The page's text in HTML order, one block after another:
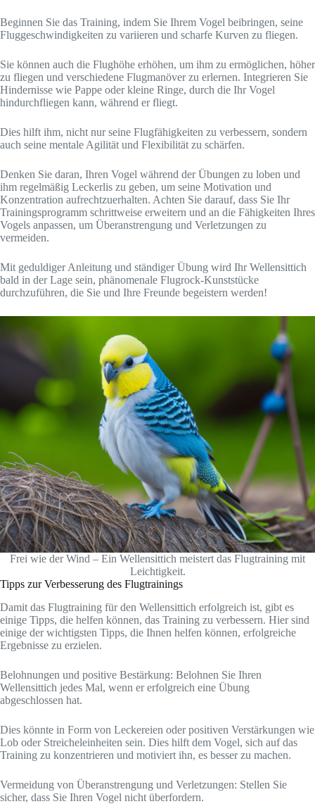
Beginnen Sie das Training, indem Sie Ihrem Vogel beibringen, seine
Fluggeschwindigkeiten zu variieren und scharfe Kurven zu fliegen.
Sie können auch die Flughöhe erhöhen, um ihm zu ermöglichen, höher
zu fliegen und verschiedene Flugmanöver zu erlernen. Integrieren Sie
Hindernisse wie Pappe oder kleine Ringe, durch die Ihr Vogel
hindurchfliegen kann, während er fliegt.
Dies hilft ihm, nicht nur seine Flugfähigkeiten zu verbessern, sondern
auch seine mentale Agilität und Flexibilität zu schärfen.
Denken Sie daran, Ihren Vogel während der Übungen zu loben und
ihm regelmäßig Leckerlis zu geben, um seine Motivation und
Konzentration aufrechtzuerhalten. Achten Sie darauf, dass Sie Ihr
Trainingsprogramm schrittweise erweitern und an die Fähigkeiten Ihres
Vogels anpassen, um Überanstrengung und Verletzungen zu
vermeiden.
Mit geduldiger Anleitung und ständiger Übung wird Ihr Wellensittich
bald in der Lage sein, phänomenale Flugrock-Kunststücke
durchzuführen, die Sie und Ihre Freunde begeistern werden!
Frei wie der Wind – Ein Wellensittich meistert das Flugtraining mit
Leichtigkeit.
Tipps zur Verbesserung des Flugtrainings
Damit das Flugtraining für den Wellensittich erfolgreich ist, gibt es
einige Tipps, die helfen können, das Training zu verbessern. Hier sind
einige der wichtigsten Tipps, die Ihnen helfen können, erfolgreiche
Ergebnisse zu erzielen.
Belohnungen und positive Bestärkung: Belohnen Sie Ihren
Wellensittich jedes Mal, wenn er erfolgreich eine Übung
abgeschlossen hat.
Dies könnte in Form von Leckereien oder positiven Verstärkungen wie
Lob oder Streicheleinheiten sein. Dies hilft dem Vogel, sich auf das
Training zu konzentrieren und motiviert ihn, es besser zu machen.
Vermeidung von Überanstrengung und Verletzungen: Stellen Sie
sicher, dass Sie Ihren Vogel nicht überfordern.